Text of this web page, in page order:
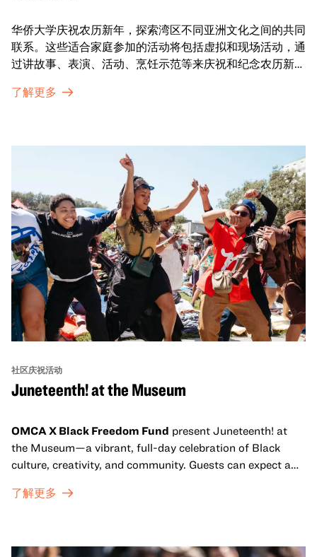
华侨大学庆祝农历新年，探索湾区不同亚洲文化之间的共同
联系。这些适合家庭参加的活动将包括虚拟和现场活动，通
过讲故事、表演、活动、烹饪示范等来庆祝和纪念农历新年
通过亲身参与和虚拟的治疗圈来相互支持。
了解更多
社区庆祝活动
Juneteenth! at the Museum
OMCA X Black Freedom Fund present Juneteenth! at
the Museum—a vibrant, full-day celebration of Black
culture, creativity, and community. Guests can expect a
sets from boundary-pushing artists, delicious offerings
move, make, and connect in celebration of Black culture.
了解更多